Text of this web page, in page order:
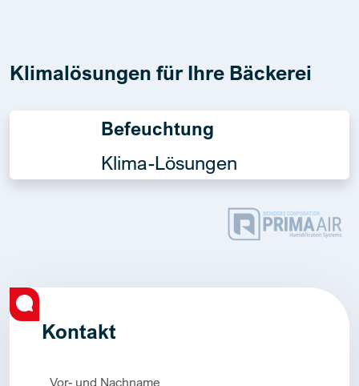
Klimalösungen für Ihre Bäckerei
Befeuchtung
Klima-Lösungen
Kontakt